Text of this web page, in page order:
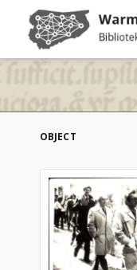
OBJECT